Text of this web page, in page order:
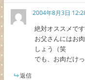
2004年8月3日
絶対オススメです
お父さんにはお
しょう（笑
でも、お肉だけ
返信